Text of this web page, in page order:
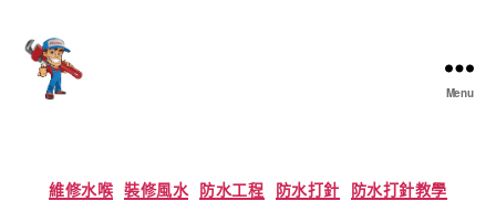
Menu
Categories
維修水喉 裝修風水 防水工程 防水打針 防水打針教學